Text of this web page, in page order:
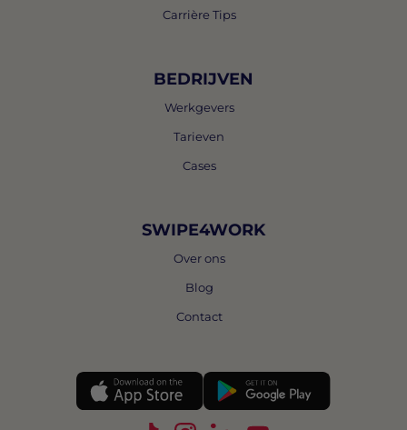
Carrière Tips
BEDRIJVEN
Werkgevers
Tarieven
Cases
SWIPE4WORK
Over ons
Blog
Contact